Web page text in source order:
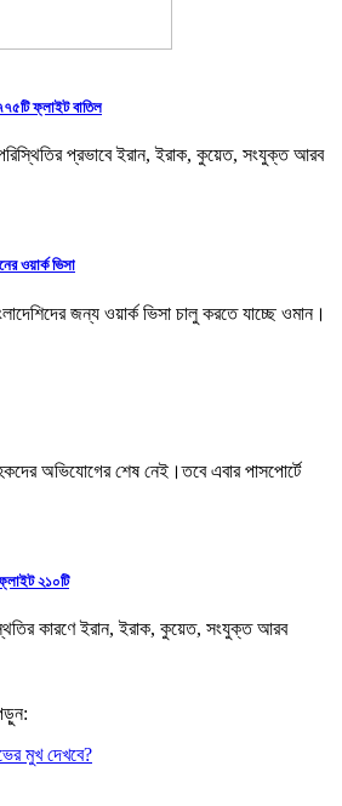
ফ্লাইট বাতিল
প্রভাবে ইরান, ইরাক, কুয়েত, সংযুক্ত আরব
ওয়ার্ক ভিসা
জন্য ওয়ার্ক ভিসা চালু করতে যাচ্ছে ওমান।
অভিযোগের শেষ নেই।তবে এবার পাসপোর্টে
২১০টি
কারণে ইরান, ইরাক, কুয়েত, সংযুক্ত আরব
মুখ দেখবে?